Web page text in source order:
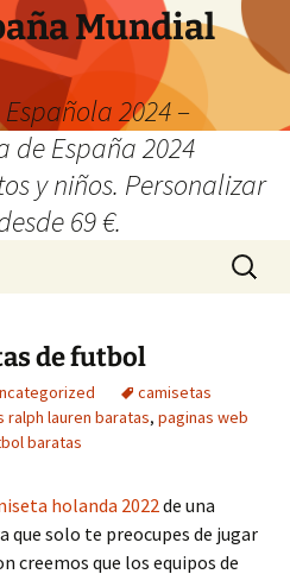
Mundial
2024 –
de España 2024
y niños. Personalizar
69 €.
Buscar:
de futbol
camisetas
ralph lauren baratas, paginas web
baratas
holanda 2022de una
solo te preocupes de jugar
creemos que los equipos de